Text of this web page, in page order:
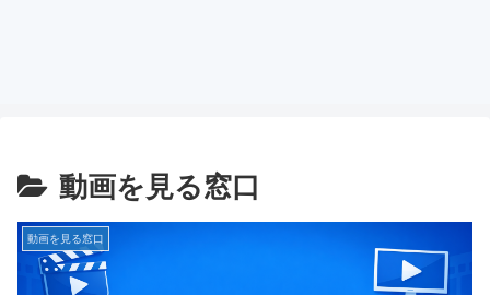
動画を見る窓口
動画を見る窓口